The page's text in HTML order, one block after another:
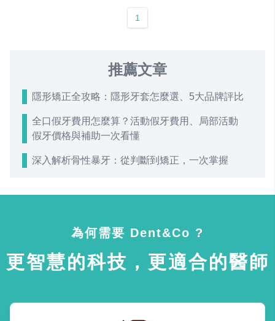
1
推薦文章
隱形矯正全攻略：隱形牙套怎麼選、5大品牌評比
全口假牙費用怎麼算？活動假牙費用、局部活動
假牙價格與補助一次看懂
深入解析骨性暴牙：從判斷到矯正，一次掌握
為何需要 Dent&Co ?
更智慧的科技，更適合的醫師